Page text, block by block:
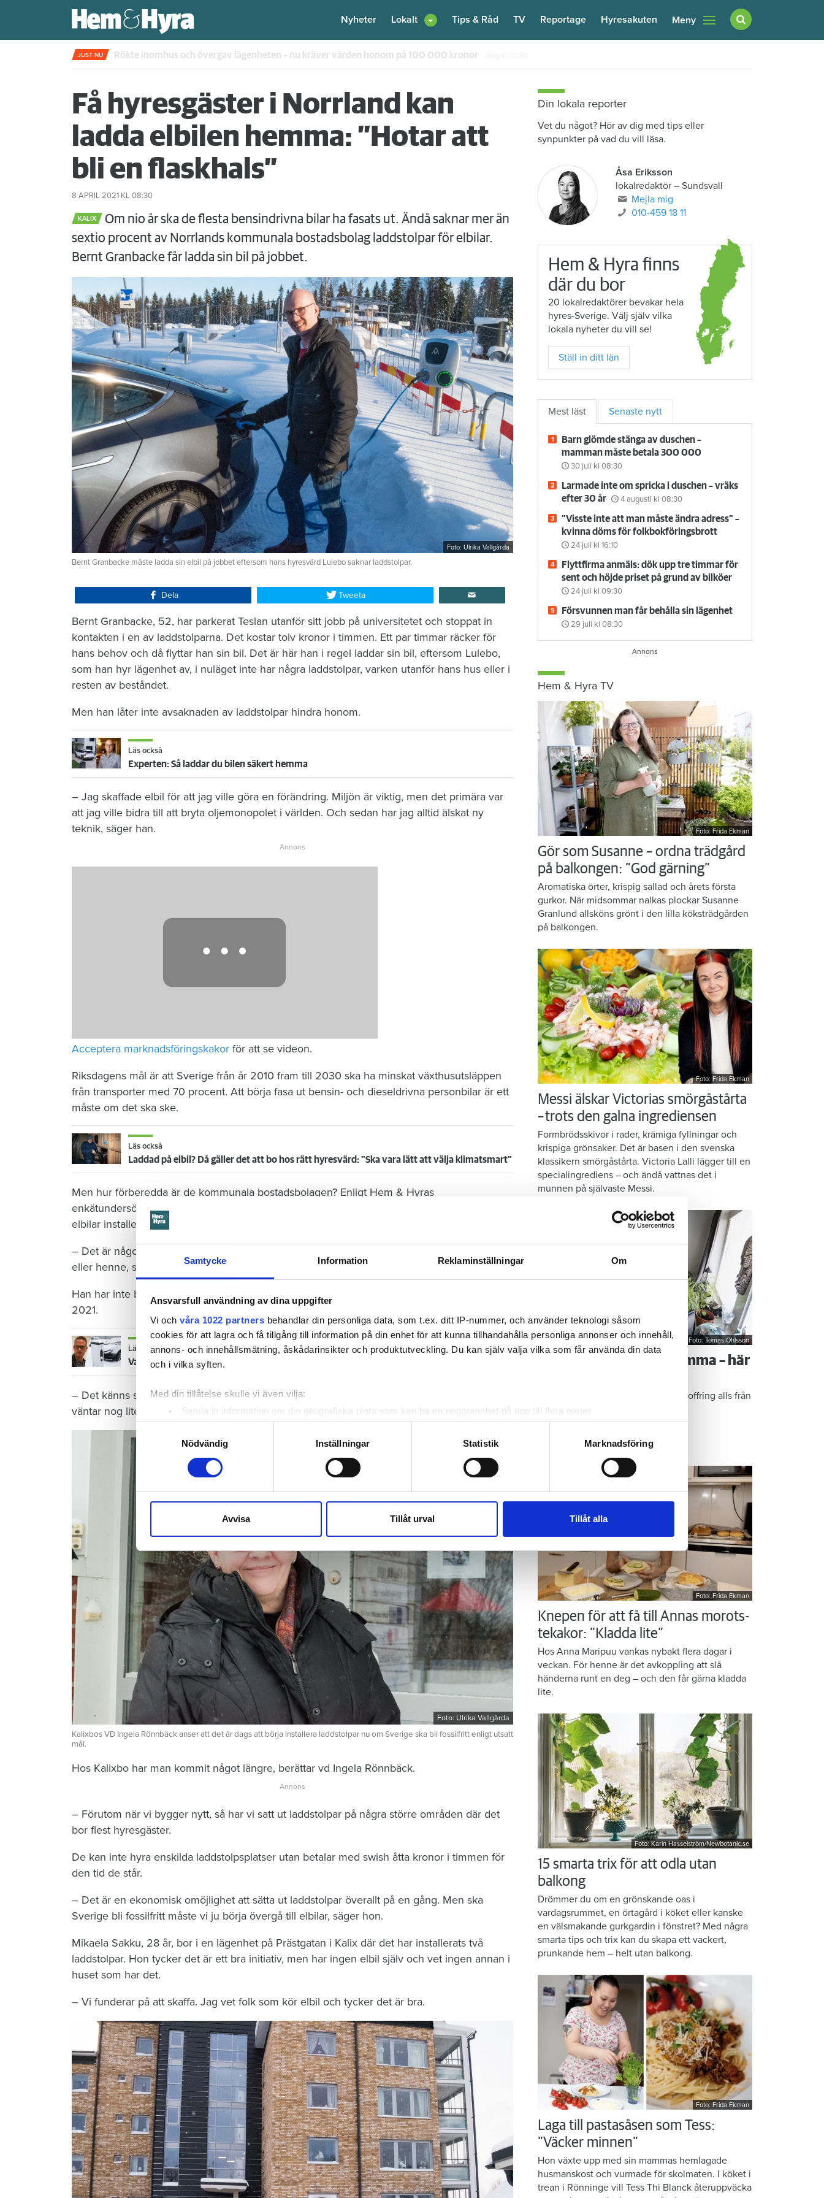
Samtycke Information Reklaminställningar Om
Ansvarsfull användning av dina uppgifter
Vi och våra 1022 partners behandlar din personliga data, som t.ex. ditt IP-nummer, och använder teknologi såsom
cookies för att lagra och få tillgång till information på din enhet för att kunna tillhandahålla personliga annonser och innehåll,
annons- och innehållsmätning, åskådarinsikter och produktutveckling. Du kan själv välja vilka som får använda din data
och i vilka syften.
Med din tillåtelse skulle vi även vilja:
Samla in information om din geografiska plats som kan ha en noggrannhet på upp till flera meter
Identifiera din enhet genom att aktivt skanna den för specifika kännetecken (fingeravtryck)
Ta reda på mer om hur dina personliga uppgifter behandlas och ställ in dina preferenser i
detaljsektionen. Du kan ändra
eller dra tillbaka ditt samtycke när som helst från cookie-förklaringen.
sociala medier och analysera vår trafik. Vi vidarebefordrar även sådana identifierare och annan information från din enhet
till de sociala medier och annons- och analysföretag som vi samarbetar med. Dessa kan i sin tur kombinera informationen
Samtyckesval
Nödvändig
Inställningar Statistik Marknadsföring
Avvisa Tillåt urval Tillåt alla
Nyheter Lokalt Tips & Råd TV Reportage Hyresakuten Meny
JUST NU Rökte inomhus och övergav lägenheten – nu kräver värden honom på 100 000 kronor
Få hyresgäster i Norrland kan
ladda elbilen hemma: ”Hotar att
bli en flaskhals”
8 APRIL 2021 KL 08:30
KALIX
Om nio år ska de flesta bensindrivna bilar ha fasats ut. Ändå saknar mer än
sextio procent av Norrlands kommunala bostadsbolag laddstolpar för elbilar.
Bernt Granbacke får ladda sin bil på jobbet.
Foto: Ulrika Vallgårda
Bernt Granbacke måste ladda sin elbil på jobbet eftersom hans hyresvärd Lulebo saknar laddstolpar.
Dela Tweeta
Bernt Granbacke, 52, har parkerat Teslan utanför sitt jobb på universitetet och stoppat in
kontakten i en av laddstolparna. Det kostar tolv kronor i timmen. Ett par timmar räcker för
hans behov och då flyttar han sin bil. Det är här han i regel laddar sin bil, eftersom Lulebo,
som han hyr lägenhet av, i nuläget inte har några laddstolpar, varken utanför hans hus eller i
resten av beståndet.
Men han låter inte avsaknaden av laddstolpar hindra honom.
Läs också
Experten: Så laddar du bilen säkert hemma
– Jag skaffade elbil för att jag ville göra en förändring. Miljön är viktig, men det primära var
att jag ville bidra till att bryta oljemonopolet i världen. Och sedan har jag alltid älskat ny
teknik, säger han.
Acceptera marknadsföringskakor för att se videon.
Riksdagens mål är att Sverige från år 2010 fram till 2030 ska ha minskat växthusutsläppen
från transporter med 70 procent. Att börja fasa ut bensin- och dieseldrivna personbilar är ett
måste om det ska ske.
Läs också
Laddad på elbil? Då gäller det att bo hos rätt hyresvärd: "Ska vara lätt att välja klimatsmart"
Men hur förberedda är de kommunala bostadsbolagen? Enligt Hem & Hyras
enkätundersökning i Norrland har 61 procent av dem i dagsläget inte en enda laddstolpe för
elbilar installerad.
– Det är någon enstaka som har efterfrågat det, men då har vi inte ­kunnat hjälpa honom
eller henne, säger Mats Lundberg, vd hos Arvidsjaurhem.
Han har inte bestämt hur de ska ­komma igång med utbyggnaden men ska titta på det under
2021.
Läs också
Vann Laddguldet för sin strategi – vd:n: "Flest stolpar är inte bäst"
– Det känns som en djungel med alla olika tekniska lösningar och affärs­modeller, så vi
väntar nog lite tills vi ser hur andra allmännyttor gör, så att vi hittar några goda exempel.
Foto: Ulrika Vallgårda
Kalixbos VD Ingela Rönnbäck anser att det är dags att börja installera laddstolpar nu om Sverige ska bli fossilfritt enligt utsatt
mål.
Hos Kalixbo har man kommit något längre, berättar vd Ingela Rönnbäck.
– Förutom när vi bygger nytt, så har vi satt ut laddstolpar på några större områden där det
bor flest hyresgäster.
De kan inte hyra enskilda ladd­stolpsplatser utan betalar med swish åtta ­kronor i timmen för
den tid de står.
– Det är en ekonomisk omöjlighet att sätta ut laddstolpar överallt på en gång. Men ska
Sverige bli fossilfritt måste vi ju börja övergå till elbilar, säger hon.
Mikaela Sakku, 28 år, bor i en lägenhet på Prästgatan i Kalix där det har installerats två
laddstolpar. Hon tycker det är ett bra initiativ, men har ingen elbil själv och vet ingen annan i
huset som har det.
– Vi funderar på att skaffa. Jag vet folk som kör elbil och tycker det är bra.
Din lokala reporter
Vet du något? Hör av dig med tips eller
synpunkter på vad du vill läsa.
Åsa Eriksson
lokalredaktör– Sundsvall
Mejla mig
010-459 18 11
Hem & Hyra finns
där du bor
20 lokalredaktörer bevakar hela
hyres-Sverige. Välj själv vilka
lokala nyheter du vill se!
Ställ in ditt län
Mest läst Senaste nytt
Barn glömde stänga av duschen –
mamman måste betala 300 000
30 juli kl 08:30
Larmade inte om spricka i duschen – vräks
efter 30 år
4 augusti kl 08:30
”Visste inte att man måste ändra adress” –
kvinna döms för folkbokföringsbrott
24 juli kl 16:10
Flyttfirma anmäls: dök upp tre timmar för
sent och höjde priset på grund av bilköer
24 juli kl 09:30
Försvunnen man får behålla sin lägenhet
29 juli kl 08:30
Hem & Hyra TV
Foto: Frida Ekman
Gör som Susanne – ordna trädgård
på balkongen: ”God gärning”
Aromatiska örter, krispig sallad och årets första
gurkor. När midsommar nalkas plockar Susanne
Granlund allsköns grönt i den lilla köksträdgården
på balkongen.
Foto: Frida Ekman
Messi älskar Victorias smörgåstårta
– trots den galna ingrediensen
Formbrödsskivor i rader, krämiga fyllningar och
krispiga grönsaker. Det är basen i den svenska
klassikern smörgåstårta. Victoria Lalli lägger till en
specialingrediens – och ändå vattnas det i
munnen på självaste Messi.
Foto: Tomas Ohlsson
Så sparar du vatten hemma – här
Knepen är enkla: ”Det är ingen uppoffring alls från
min sida”, säger Kristin Rydberg.
Tips & Råd
Foto: Frida Ekman
Knepen för att få till Annas morots-
tekakor: ”Kladda lite”
Hos Anna Maripuu vankas nybakt flera dagar i
veckan. För henne är det avkoppling att slå
händerna runt en deg – och den får gärna kladda
lite.
Foto: Karin Hasselström/Newbotanic.se
15 smarta trix för att odla utan
balkong
Drömmer du om en grönskande oas i
vardagsrummet, en örtagård i köket eller kanske
en välsmakande gurkgardin i fönstret? Med några
smarta tips och trix kan du skapa ett vackert,
prunkande hem – helt utan balkong.
Foto: Frida Ekman
Laga till pastasåsen som Tess:
”Väcker minnen”
Hon växte upp med sin mammas hemlagade
husmanskost och vurmade för skolmaten. I köket i
trean i Rönninge vill Tess Thi Blanck återuppväcka